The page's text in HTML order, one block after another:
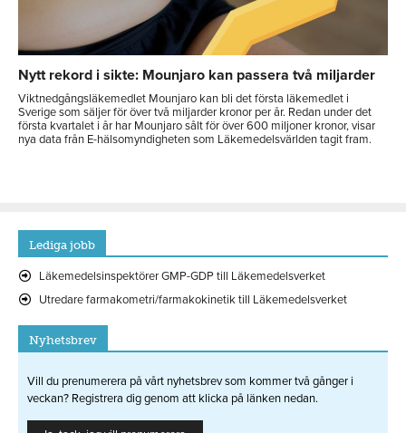
Nytt rekord i sikte: Mounjaro kan passera två miljarder
Viktnedgångsläkemedlet Mounjaro kan bli det första läkemedlet i
Sverige som säljer för över två miljarder kronor per år. Redan under det
första kvartalet i år har Mounjaro sålt för över 600 miljoner kronor, visar
nya data från E-hälsomyndigheten som Läkemedelsvärlden tagit fram.
Lediga jobb
Läkemedelsinspektörer GMP-GDP till Läkemedelsverket
Utredare farmakometri/farmakokinetik till Läkemedelsverket
Nyhetsbrev
Vill du prenumerera på vårt nyhetsbrev som kommer två gånger i
veckan? Registrera dig genom att klicka på länken nedan.